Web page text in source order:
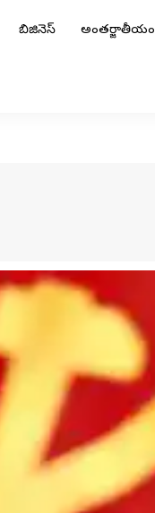
బిజినెస్ అంతర్జాతీయం